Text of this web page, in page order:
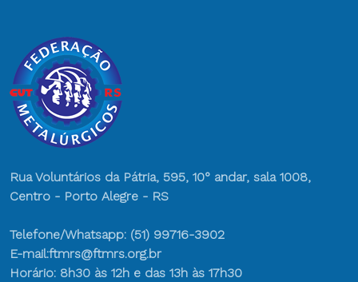
Rua Voluntários da Pátria, 595, 10° andar, sala 1008,
Centro - Porto Alegre - RS
Telefone/Whatsapp: (51) 99716-3902
E-mail:ftmrs@ftmrs.org.br
Horário: 8h30 às 12h e das 13h às 17h30